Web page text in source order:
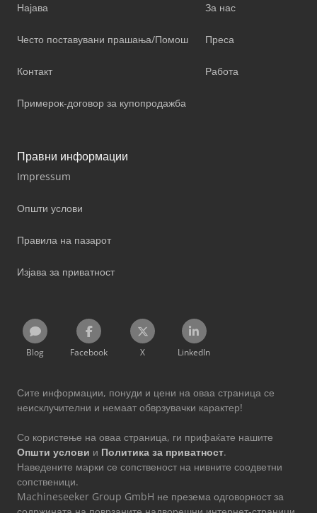
Најава
Често поставувани прашања/Помош
Контакт
Примерок-договор за купопродажба
За нас
Преса
Работа
Правни информации
Impressum
Општи услови
Правила на пазарот
Изјава за приватност
Blog Facebook X LinkedIn
Сите информации, понуди и цени на оваа страница се
неисклучителни и немаат обврзувачки карактер!
Со користење на оваа страница, ги прифаќате нашите
Општи услови и Политика за приватност.
Наведените марки се сопственост на нивните соодветни
сопственици.
Machineseeker Group GmbH не презема одговорност за